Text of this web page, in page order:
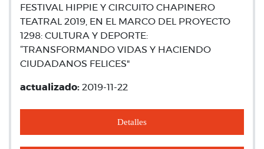
FESTIVAL HIPPIE Y CIRCUITO CHAPINERO
TEATRAL 2019, EN EL MARCO DEL PROYECTO
1298: CULTURA Y DEPORTE:
“TRANSFORMANDO VIDAS Y HACIENDO
CIUDADANOS FELICES"
actualizado: 2019-11-22
Detalles